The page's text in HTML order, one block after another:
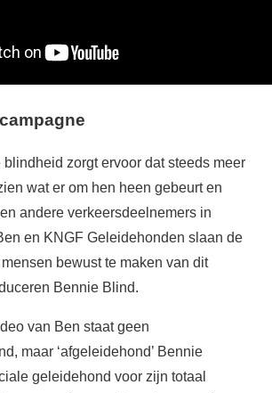
zorgt ervoor dat steeds meer
wat er om hen heen gebeurt en
andere verkeersdeelnemers in
en KNGF Geleidehonden slaan de
bewust te maken van dit
Bennie Blind.
van Ben staat geen
maar ‘afgeleidehond’ Bennie
geleidehond voor zijn totaal